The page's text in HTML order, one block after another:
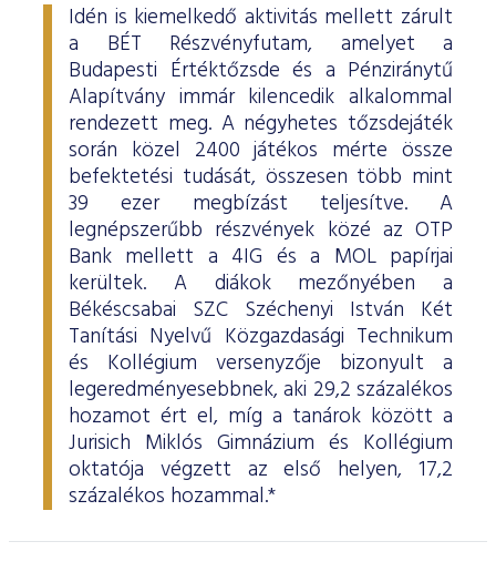
Idén is kiemelkedő aktivitás mellett zárult
a BÉT Részvényfutam, amelyet a
Budapesti Értéktőzsde és a Pénziránytű
Alapítvány immár kilencedik alkalommal
rendezett meg. A négyhetes tőzsdejáték
során közel 2400 játékos mérte össze
befektetési tudását, összesen több mint
39 ezer megbízást teljesítve. A
legnépszerűbb részvények közé az OTP
Bank mellett a 4IG és a MOL papírjai
kerültek. A diákok mezőnyében a
Békéscsabai SZC Széchenyi István Két
Tanítási Nyelvű Közgazdasági Technikum
és Kollégium versenyzője bizonyult a
legeredményesebbnek, aki 29,2 százalékos
hozamot ért el, míg a tanárok között a
Jurisich Miklós Gimnázium és Kollégium
oktatója végzett az első helyen, 17,2
százalékos hozammal.*